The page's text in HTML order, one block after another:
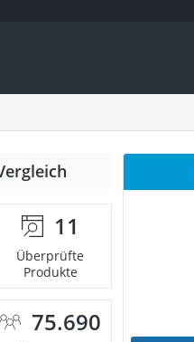
11
Überprüfte
Produkte
75.690